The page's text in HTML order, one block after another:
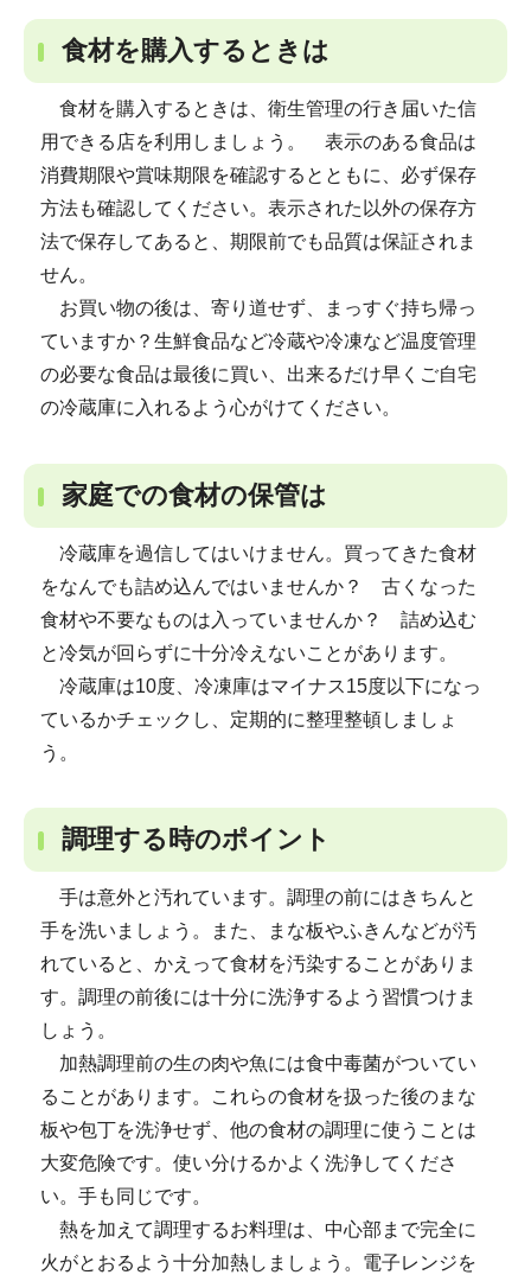
食材を購入するときは
食材を購入するときは、衛生管理の行き届いた信
用できる店を利用しましょう。 表示のある食品は
消費期限や賞味期限を確認するとともに、必ず保存
方法も確認してください。表示された以外の保存方
法で保存してあると、期限前でも品質は保証されま
せん。
お買い物の後は、寄り道せず、まっすぐ持ち帰っ
ていますか？生鮮食品など冷蔵や冷凍など温度管理
の必要な食品は最後に買い、出来るだけ早くご自宅
の冷蔵庫に入れるよう心がけてください。
家庭での食材の保管は
冷蔵庫を過信してはいけません。買ってきた食材
をなんでも詰め込んではいませんか？ 古くなった
食材や不要なものは入っていませんか？ 詰め込む
と冷気が回らずに十分冷えないことがあります。
冷蔵庫は10度、冷凍庫はマイナス15度以下になっ
ているかチェックし、定期的に整理整頓しましょ
う。
調理する時のポイント
手は意外と汚れています。調理の前にはきちんと
手を洗いましょう。また、まな板やふきんなどが汚
れていると、かえって食材を汚染することがありま
す。調理の前後には十分に洗浄するよう習慣つけま
しょう。
加熱調理前の生の肉や魚には食中毒菌がついてい
ることがあります。これらの食材を扱った後のまな
板や包丁を洗浄せず、他の食材の調理に使うことは
大変危険です。使い分けるかよく洗浄してくださ
い。手も同じです。
熱を加えて調理するお料理は、中心部まで完全に
火がとおるよう十分加熱しましょう。電子レンジを